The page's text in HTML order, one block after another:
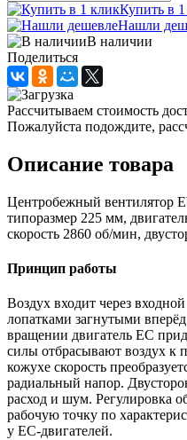
Купить в
Нашли
В наличии
Поделиться
Рассчитываем стоимость
Пожалуйста подождите,
Описание товара
Центробежный вентилятор
типоразмер 225 мм,
скорость 2860 об/мин,
Принцип работы
Воздух входит через
лопатками загнутыми
вращении двигатель EC
силы отбрасывают воздух к
кожухе скорость
радиальный напор.
расход и шум. Регулировка
рабочую точку по
у EC-двигателей.